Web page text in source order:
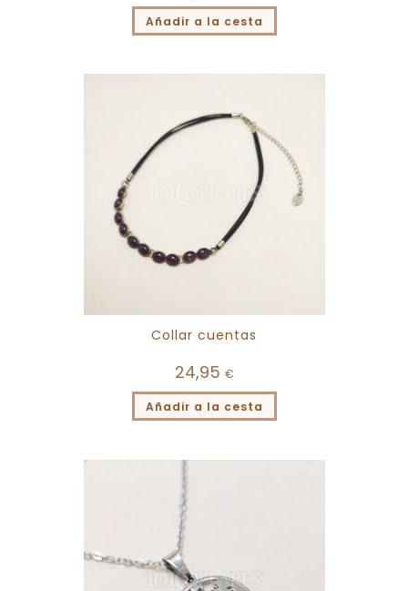
Añadir a la cesta
Collar cuentas
24,95 €
Añadir a la cesta